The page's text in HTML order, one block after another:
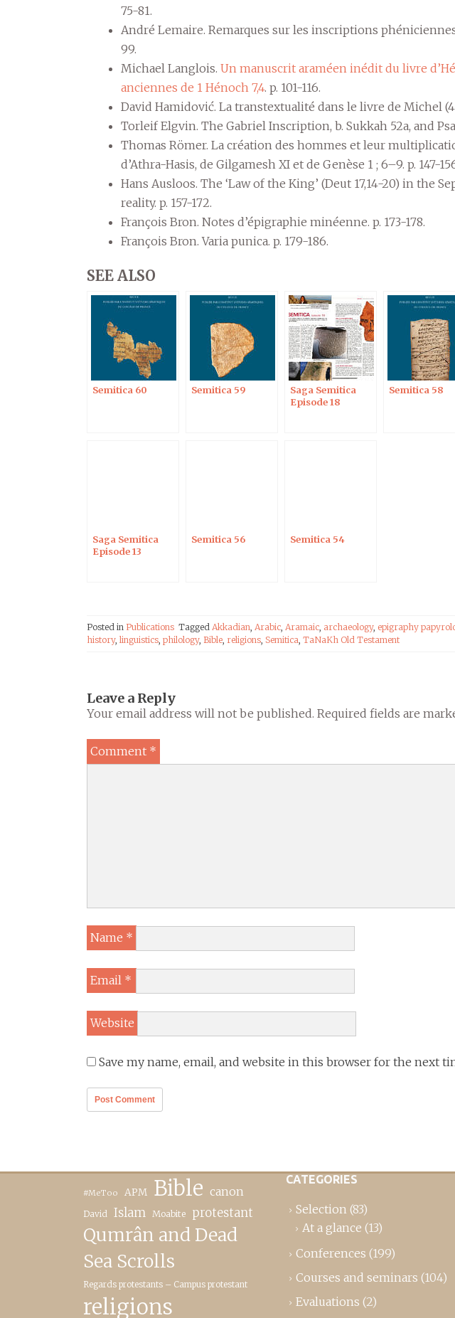
75-81.
André Lemaire. Remarques sur les inscriptions
99.
Michael Langlois. Un manuscrit araméen inédit du livre
anciennes de 1 Hénoch 7,4. p. 101-116.
David Hamidović. La transtextualité dans le livre de Michel
Torleif Elgvin. The Gabriel Inscription, b. Sukkah 52a, and
Thomas Römer. La création des hommes et leur
d’Athra-Hasis, de Gilgamesh XI et de Genèse 1 ; 6–9. p. 147-
Hans Ausloos. The ‘Law of the King’ (Deut 17,14-20) in the
reality. p. 157-172.
François Bron. Notes d’épigraphie minéenne. p. 173-178.
François Bron. Varia punica. p. 179-186.
SEE ALSO
Semitica 60 Semitica 59
Saga Semitica
Episode 18
Semitica 58
Saga Semitica
Episode 13
Semitica 56 Semitica 54
Posted in Publications Tagged Akkadian Arabic Aramaic archaeology, epigraphy
history, linguistics philology, Bible religions Semitica TaNaKh Old Testament
Leave a Reply
Your email address will not be published. Required fields are
Comment *
Name *
Email *
Website
Save my name, email, and website in this browser for the next
#MeToo APM Bible canon
David Islam Moabite protestant
Qumrân and Dead
Sea Scrolls
Regards protestants – Campus protestant
religions
CATEGORIES
Selection (83)
At a glance (13)
Conferences (199)
Courses and seminars (104)
Evaluations (2)